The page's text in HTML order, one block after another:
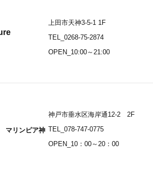
上田市天神3-5-1 1F
TEL_0268-75-2874
OPEN_10:00～21:00
マリンピア神
神戸市垂水区海岸通12-2 2F
TEL_078-747-0775
OPEN_10：00～20：00